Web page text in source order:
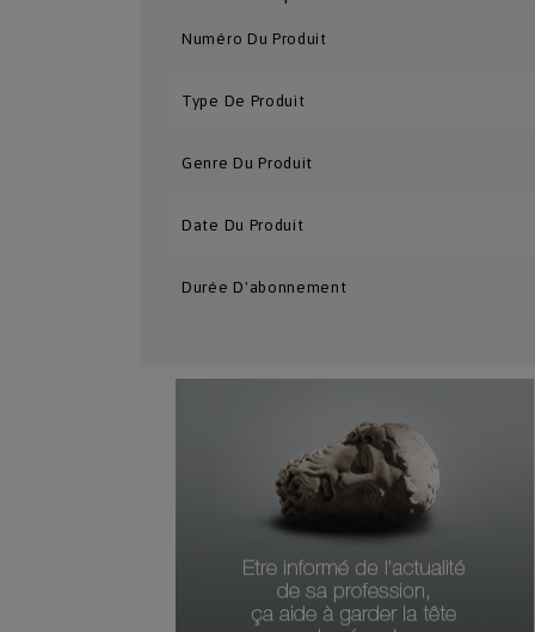
Numéro Du Produit
Type De Produit
Genre Du Produit
Date Du Produit
Durée D'abonnement